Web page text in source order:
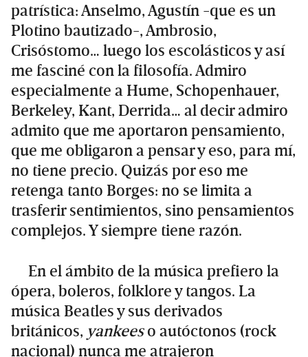
patrística: Anselmo, Agustín -que es un
Plotino bautizado-, Ambrosio,
Crisóstomo… luego los escolásticos y así
me fasciné con la filosofía. Admiro
especialmente a Hume, Schopenhauer,
Berkeley, Kant, Derrida… al decir admiro
admito que me aportaron pensamiento,
que me obligaron a pensar y eso, para mí,
no tiene precio. Quizás por eso me
retenga tanto Borges: no se limita a
trasferir sentimientos, sino pensamientos
complejos. Y siempre tiene razón.
En el ámbito de la música prefiero la
ópera, boleros, folklore y tangos. La
música Beatles y sus derivados
británicos, yankeeso autóctonos (rock
nacional) nunca me atrajeron